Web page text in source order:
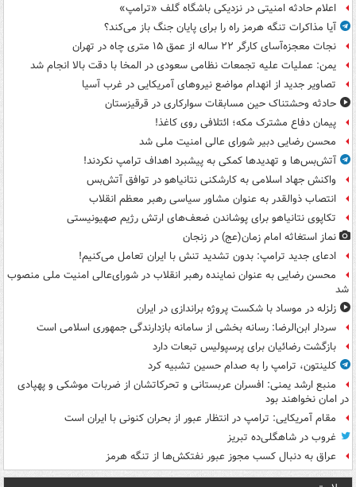
اعلام حادثه امنیتی در نزدیکی باشگاه گلف «ترامپ»
آیا مذاکرات تنگه هرمز راه را برای پایان جنگ باز می‌کند؟
نجات معجزه‌آسای کارگر ۲۲ ساله از عمق ۱۵ متری چاه در تهران
یمن: عملیات علیه تجمعات نظامی سعودی در المخا با دقت بالا انجام شد
تصاویر جدید از انهدام مواضع نیروهای آمریکایی در غرب آسیا
حادثه وحشتناک حین مسابقات سوارکاری در قرقیزستان
پیمان دفاع مشترک مکه؛ ائتلافی روی کاغذ!
محسن رضایی دبیر شورای عالی امنیت ملی شد
آتش‌بس‌ها و تهدیدها کمکی به پیشبرد اهداف ترامپ نکردند!
واکنش جهاد اسلامی به کارشکنی نتانیاهو در توافق آتش‌بس
انتصاب ذوالقدر به عنوان مشاور سیاسی رهبر معظم انقلاب
تکاپوی نتانیاهو برای پوشاندن ضعف‌های ارتش رژیم صهیونیستی
نماز استغاثه امام زمان(عج) در زنجان
ادعای جدید ترامپ: بدون تشدید تنش با ایران تعامل می‌کنیم!
محسن رضایی به عنوان نماینده رهبر انقلاب در شورای‌عالی امنیت ملی منصوب
شد
زلزله در موساد با شکست پروژه براندازی در ایران
سردار ابن‌الرضا: رسانه بخشی از سامانه بازدارندگی جمهوری اسلامی است
بازگشت رضائیان برای پرسپولیس تبعات دارد
کلینتون، ترامپ را به صدام حسین تشبیه کرد
منبع ارشد یمنی: افسران عربستانی و تحرکاتشان از ضربات موشکی و پهپادی
در امان نخواهند بود
مقام آمریکایی: ترامپ در انتظار عبور از بحران کنونی با ایران است
غروب در شاهگلی‌ده تبریز
عراق به دنبال کسب مجوز عبور نفتکش‌ها از تنگه هرمز